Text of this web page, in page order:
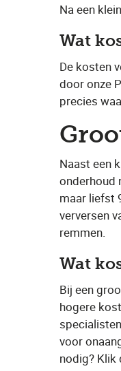
Na een
Wat
De kosten
door onze
precies
Naast een
onderhoud
maar liefst
verversen
remmen.
Wat
Bij een
hogere
voor
nodig? Klik